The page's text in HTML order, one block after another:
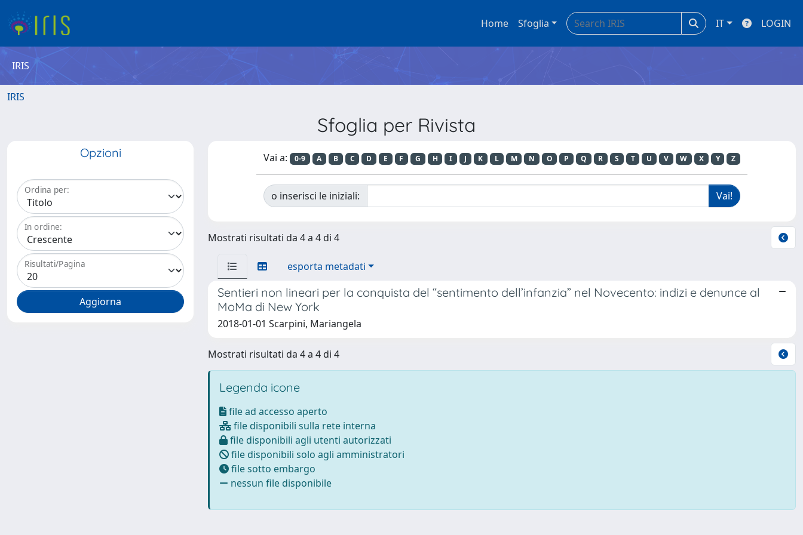
Home Sfoglia IT LOGIN
IRIS
IRIS
Sfoglia per Rivista
Opzioni
Ordina per:
In ordine:
Risultati/Pagina
Vai a: 0-9 A B C D E F G H I J K L M N O P Q R S T U V W X Y Z
o inserisci le iniziali:
Mostrati risultati da 4 a 4 di 4
esporta metadati
Sentieri non lineari per la conquista del “sentimento dell’infanzia” nel Novecento: indizi e denunce al
MoMa di New York
2018-01-01 Scarpini, Mariangela
Mostrati risultati da 4 a 4 di 4
Legenda icone
file ad accesso aperto
file disponibili sulla rete interna
file disponibili agli utenti autorizzati
file disponibili solo agli amministratori
file sotto embargo
nessun file disponibile